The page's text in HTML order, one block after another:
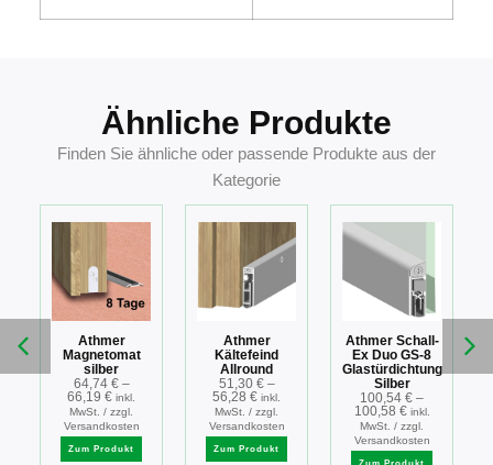
Ähnliche Produkte
Finden Sie ähnliche oder passende Produkte aus der
Kategorie
Athmer
Magnetomat
silber
64,74 €–
66,19 € inkl.
MwSt. / zzgl.
Versandkosten
Zum Produkt
Athmer
Kältefeind
Allround
51,30 €–
56,28 € inkl.
MwSt. / zzgl.
Versandkosten
Zum Produkt
Athmer Schall-
Ex Duo GS-8
Glastürdichtung
Silber
100,54 € –
100,58 € inkl.
MwSt. / zzgl.
Versandkosten